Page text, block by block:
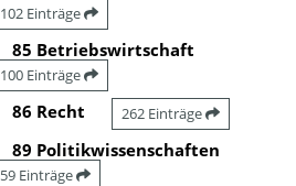
102 Einträge
85 Betriebswirtschaft
100 Einträge
86 Recht 262 Einträge
89 Politikwissenschaften
59 Einträge